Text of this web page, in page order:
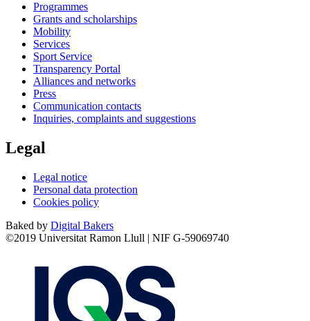
Programmes
Grants and scholarships
Mobility
Services
Sport Service
Transparency Portal
Alliances and networks
Press
Communication contacts
Inquiries, complaints and suggestions
Legal
Legal notice
Personal data protection
Cookies policy
Baked by Digital Bakers
©2019 Universitat Ramon Llull | NIF G-59069740